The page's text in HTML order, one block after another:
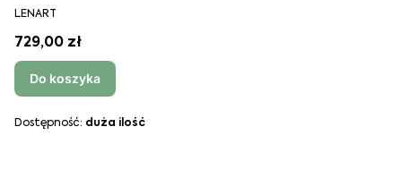
LENART
729,00 zł
Do koszyka
Dostępność: duża ilość